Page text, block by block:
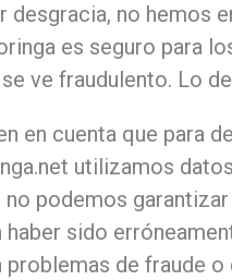
desgracia, no hemos
es seguro para
ve fraudulento. Lo
en cuenta que para
utilizamos
podemos
haber sido
problemas de fraude